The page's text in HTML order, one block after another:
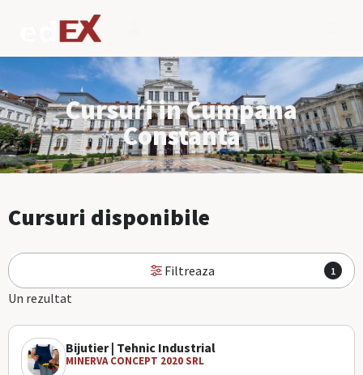
Cursuri in Cumpana
Constanta
Cursuri disponibile
Filtreaza 1
Un rezultat
Bijutier | Tehnic Industrial
MINERVA CONCEPT 2020 SRL